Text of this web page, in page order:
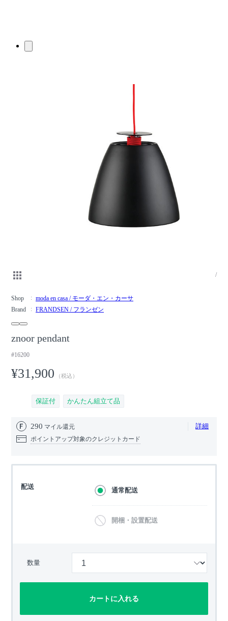
/
Shop
moda en casa / モーダ・エン・カーサ
Brand
FRANDSEN / フランゼン
znoor pendant
#16200
¥31,900 （税込）
保証付 かんたん組立て品
290 マイル還元 詳細
ポイントアップ対象のクレジットカード
配送 通常配送
開梱・設置配送
数量
カートに入れる